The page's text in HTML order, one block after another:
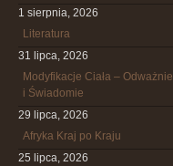
1 sierpnia, 2026
Literatura
31 lipca, 2026
Modyfikacje Ciała – Odważnie
i Świadomie
29 lipca, 2026
Afryka Kraj po Kraju
25 lipca, 2026